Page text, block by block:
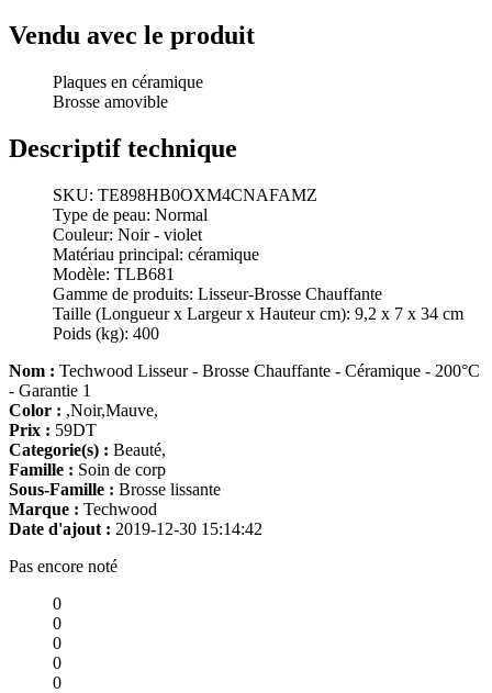
Vendu avec le produit
Plaques en céramique
Brosse amovible
Descriptif technique
SKU: TE898HB0OXM4CNAFAMZ
Type de peau: Normal
Couleur: Noir - violet
Matériau principal: céramique
Modèle: TLB681
Gamme de produits: Lisseur-Brosse Chauffante
Taille (Longueur x Largeur x Hauteur cm): 9,2 x 7 x 34 cm
Poids (kg): 400
Nom : Techwood Lisseur - Brosse Chauffante - Céramique - 200°C
- Garantie 1
Color : ,Noir,Mauve,
Prix : 59DT
Categorie(s) : Beauté,
Famille : Soin de corp
Sous-Famille : Brosse lissante
Marque : Techwood
Date d'ajout : 2019-12-30 15:14:42
Pas encore noté
0
0
0
0
0